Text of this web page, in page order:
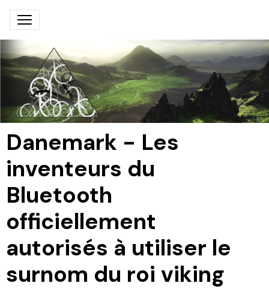
Danemark - Les
inventeurs du
Bluetooth
officiellement
autorisés à utiliser le
surnom du roi viking